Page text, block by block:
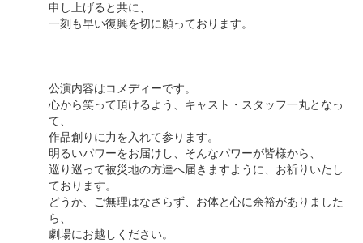
申し上げると共に、
一刻も早い復興を切に願っております。
公演内容はコメディーです。
心から笑って頂けるよう、キャスト・スタッフ一丸となっ
て、
作品創りに力を入れて参ります。
明るいパワーをお届けし、そんなパワーが皆様から、
巡り巡って被災地の方達へ届きますように、お祈りいたし
ております。
どうか、ご無理はなさらず、お体と心に余裕がありました
ら、
劇場にお越しください。